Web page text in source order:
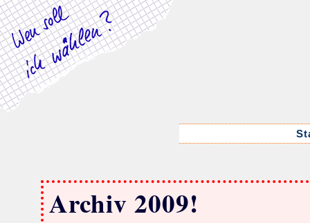
Archiv 2009!